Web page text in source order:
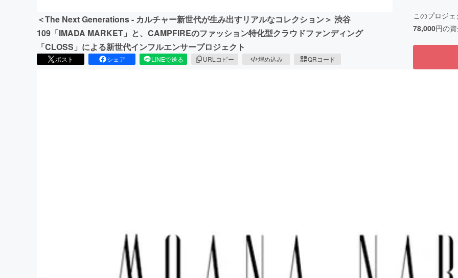
＜The Next Generations - カルチャー新世代が生み出すリアルなコレクション＞ 渋谷
109「IMADA MARKET」と、CAMPFIREのファッション特化型クラウドファンディング
「CLOSS」による新世代インフルエンサープロジェクト
ポスト シェア LINEで送る URLコピー 埋め込み QRコード
このプロジェ
78,000円の